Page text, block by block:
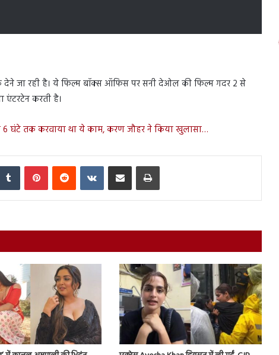
देने जा रही है। ये फिल्म बॉक्स ऑफिस पर सनी देओल की फिल्म गदर 2 से
एंटरटेन करती है।
6 घंटे तक करवाया था ये काम, करण जौहर ने किया खुलासा…
Tumblr PinterestReddit VKontakteShare via Email Print